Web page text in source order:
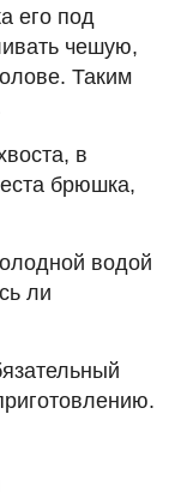
его под
чешую,
Таким
в
брюшка,
водой
ли